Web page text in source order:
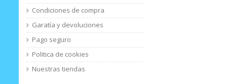
Condiciones de compra
Garatía y devoluciones
Pago seguro
Politica de cookies
Nuestras tiendas